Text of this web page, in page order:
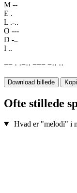
M --
E .
L .-..
O ---
D -..
I ..
−− · ·−·· −−− −·· ··
Download billede
Ofte stillede
Hvad er "melodi" i